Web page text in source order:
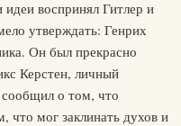
идеи воспринял Гитлер и
утверждать: Генрих
Он был прекрасно
Керстен, личный
о том, что
что мог заклинать духов и